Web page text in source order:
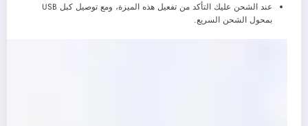
عند الشحن عليك التأكد من تفعيل هذه الميزة، ومع توصيل كبل USB
بمحول الشحن السريع.